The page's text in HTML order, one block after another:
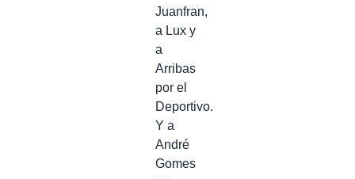
Juanfran,
a Lux y
a
Arribas
por el
Deportivo.
Y a
André
Gomes